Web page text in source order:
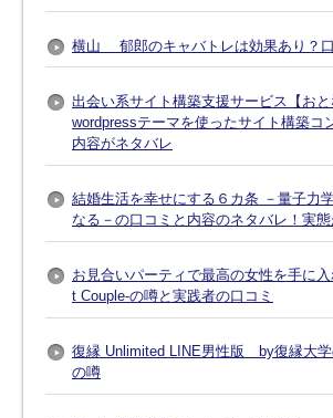
横山 郁郎のキャバトレは効果あり？
出会い系サイト構築支援サービス【おと
wordpressテーマを使ったサイト構築コ
内容がネタバレ
結婚生活を幸せにする６カ条 －量子力
なる－の口コミと内容のネタバレ！実
お見合いパーティで最高の女性を手に
t Couple-の噂と実践者の口コミ
復縁 Unlimited LINE男性版 by復縁大学
の噂